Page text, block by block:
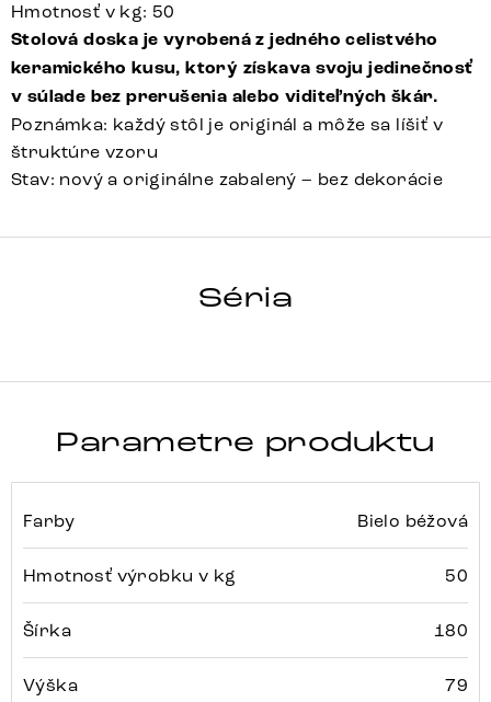
Hmotnosť v kg: 50
Stolová doska je vyrobená z jedného celistvého
keramického kusu, ktorý získava svoju jedinečnosť
v súlade bez prerušenia alebo viditeľných škár.
Poznámka: každý stôl je originál a môže sa líšiť v
štruktúre vzoru
Stav: nový a originálne zabalený – bez dekorácie
Séria
Parametre produktu
Farby Bielo béžová
Hmotnosť výrobku v kg 50
Šírka 180
Výška 79